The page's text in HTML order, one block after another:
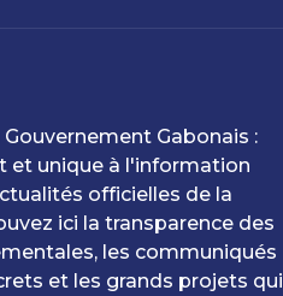
Gabonais :
et unique à l'information
officielles de la
ici la transparence des
les communiqués
et les grands projets qui